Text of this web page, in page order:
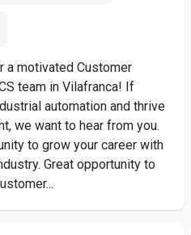
a motivated Customer
team in Vilafranca! If
automation and thrive
we want to hear from you.
to grow your career with
Great opportunity to